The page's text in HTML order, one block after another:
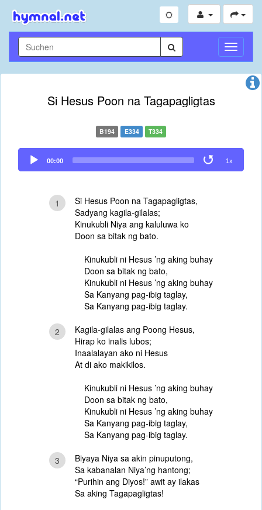
Si Hesus Poon na Tagapagligtas
B194 E334 T334
Audio
Player
00:00 1x
1
Si Hesus Poon na Tagapagligtas,
Sadyang kagila-gilalas;
Kinukubli Niya ang kaluluwa ko
Doon sa bitak ng bato.
Kinukubli ni Hesus ’ng aking buhay
Doon sa bitak ng bato,
Kinukubli ni Hesus ’ng aking buhay
Sa Kanyang pag-ibig taglay,
Sa Kanyang pag-ibig taglay.
2
Kagila-gilalas ang Poong Hesus,
Hirap ko inalis lubos;
Inaalalayan ako ni Hesus
At di ako makikilos.
Kinukubli ni Hesus ’ng aking buhay
Doon sa bitak ng bato,
Kinukubli ni Hesus ’ng aking buhay
Sa Kanyang pag-ibig taglay,
Sa Kanyang pag-ibig taglay.
3
Biyaya Niya sa akin pinuputong,
Sa kabanalan Niya’ng hantong;
“Purihin ang Diyos!” awit ay ilakas
Sa aking Tagapagligtas!